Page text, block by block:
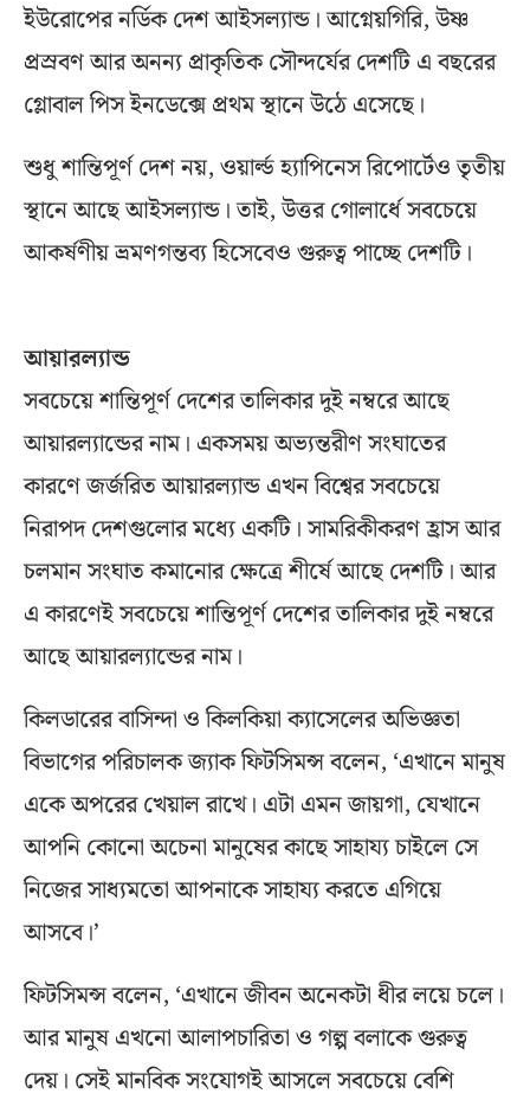
ইউরোপের নর্ডিক দেশ আইসল্যান্ড। আগ্নেয়গিরি, উষ্ণ
প্রস্রবণ আর অনন্য প্রাকৃতিক সৌন্দর্যের দেশটি এ বছরের
গ্লোবাল পিস ইনডেক্সে প্রথম স্থানে উঠে এসেছে।
শুধু শান্তিপূর্ণ দেশ নয়, ওয়ার্ল্ড হ্যাপিনেস রিপোর্টেও তৃতীয়
স্থানে আছে আইসল্যান্ড। তাই, উত্তর গোলার্ধে সবচেয়ে
আকর্ষণীয় ভ্রমণগন্তব্য হিসেবেও গুরুত্ব পাচ্ছে দেশটি।
আয়ারল্যান্ড
সবচেয়ে শান্তিপূর্ণ দেশের তালিকার দুই নম্বরে আছে
আয়ারল্যান্ডের নাম। একসময় অভ্যন্তরীণ সংঘাতের
কারণে জর্জরিত আয়ারল্যান্ড এখন বিশ্বের সবচেয়ে
নিরাপদ দেশগুলোর মধ্যে একটি। সামরিকীকরণ হ্রাস আর
চলমান সংঘাত কমানোর ক্ষেত্রে শীর্ষে আছে দেশটি। আর
এ কারণেই সবচেয়ে শান্তিপূর্ণ দেশের তালিকার দুই নম্বরে
আছে আয়ারল্যান্ডের নাম।
কিলডারের বাসিন্দা ও কিলকিয়া ক্যাসেলের অভিজ্ঞতা
বিভাগের পরিচালক জ্যাক ফিটসিমন্স বলেন, ‘এখানে মানুষ
একে অপরের খেয়াল রাখে। এটা এমন জায়গা, যেখানে
আপনি কোনো অচেনা মানুষের কাছে সাহায্য চাইলে সে
নিজের সাধ্যমতো আপনাকে সাহায্য করতে এগিয়ে
আসবে।’
ফিটসিমন্স বলেন, ‘এখানে জীবন অনেকটা ধীর লয়ে চলে।
আর মানুষ এখনো আলাপচারিতা ও গল্প বলাকে গুরুত্ব
দেয়। সেই মানবিক সংযোগই আসলে সবচেয়ে বেশি